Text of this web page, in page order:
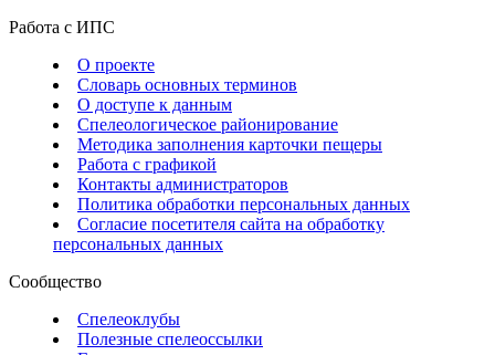
Работа с ИПС
О проекте
Словарь основных терминов
О доступе к данным
Спелеологическое районирование
Методика заполнения карточки пещеры
Работа с графикой
Контакты администраторов
Политика обработки персональных данных
Согласие посетителя сайта на обработку
персональных данных
Сообщество
Спелеоклубы
Полезные спелеоссылки